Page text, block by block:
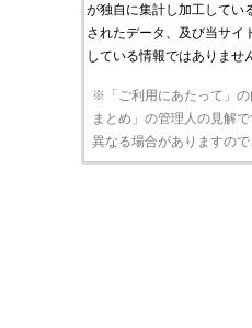
が独自に集計し加工してい
されたデータ、及び当サイ
している情報ではありませ
※「ご利用にあたって」
まとめ」の管理人の見解
異なる場合がありますので